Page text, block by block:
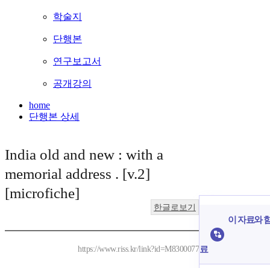
학술지
단행본
연구보고서
공개강의
home
단행본 상세
India old and new : with a
memorial address . [v.2]
[microfiche]
한글로보기
https://www.riss.kr/link?id=M8300077
이 자료와
료